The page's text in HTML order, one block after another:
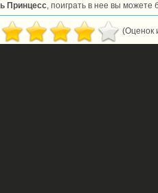
Принцесс, поиграть в нее вы можете
(Оценок